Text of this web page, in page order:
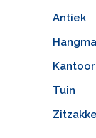
Antiek
Kantoor
Tuin